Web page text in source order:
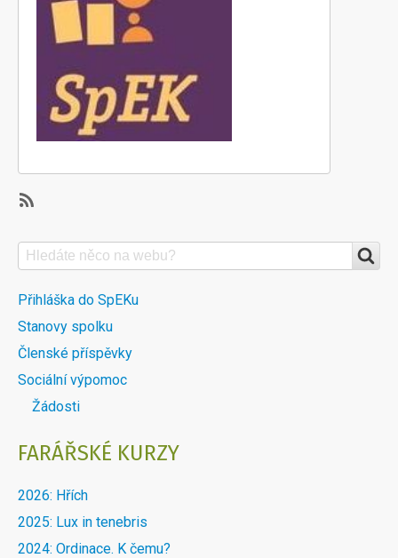
VYHLEDÁVÁNÍ
NA
WEBU
Search
DALŠÍ
MENU
DOBLOKU
Přihláška do SpEKu
Stanovy spolku
Členské příspěvky
Sociální výpomoc
Žádosti
FARÁŘSKÉ KURZY
2026: Hřích
2025: Lux in tenebris
2024: Ordinace. K čemu?